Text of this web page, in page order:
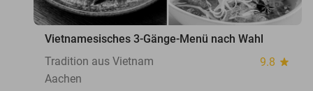
Vietnamesisches 3-Gänge-Menü nach Wahl
Tradition aus Vietnam
9.8 star
Aachen